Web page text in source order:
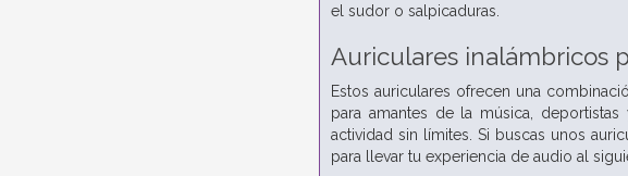
el sudor o salpicaduras.
Auriculares inalámbricos
Estos auriculares ofrecen una
para amantes de la música,
actividad sin límites. Si buscas unos
para llevar tu experiencia de audio al